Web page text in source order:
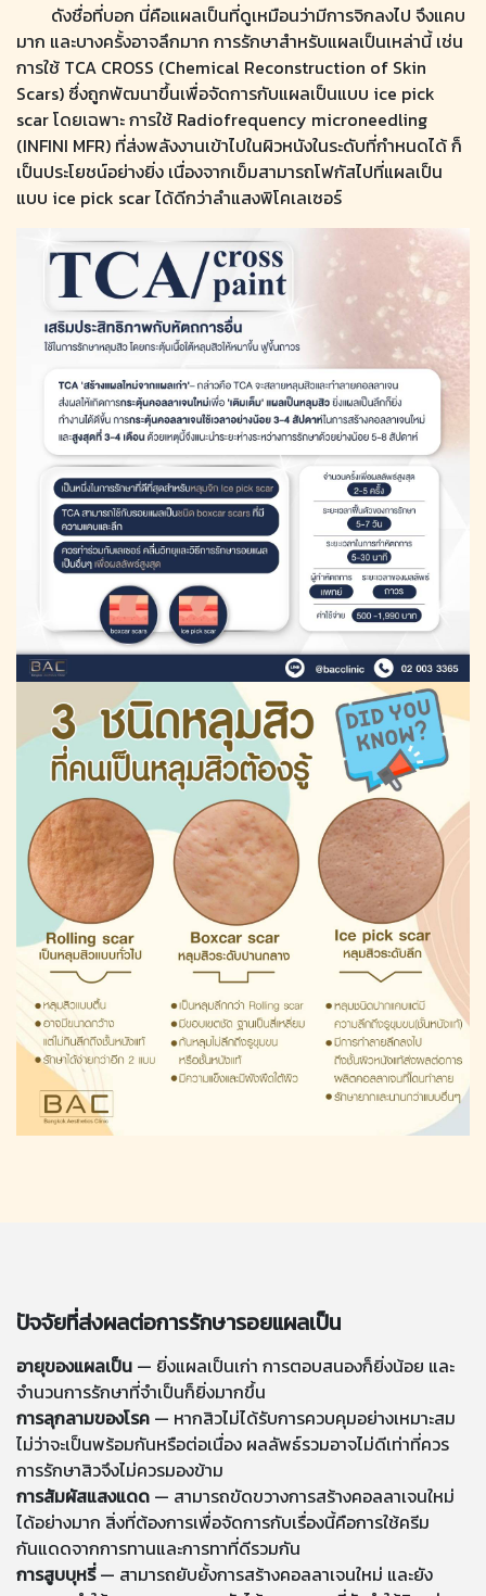
ดังชื่อที่บอก นี่คือแผลเป็นที่ดูเหมือนว่ามีการจิกลงไป จึงแคบ
มาก และบางครั้งอาจลึกมาก การรักษาสำหรับแผลเป็นเหล่านี้ เช่น
การใช้ TCA CROSS (Chemical Reconstruction of Skin
Scars) ซึ่งถูกพัฒนาขึ้นเพื่อจัดการกับแผลเป็นแบบ ice pick
scar โดยเฉพาะ การใช้ Radiofrequency microneedling
(INFINI MFR) ที่ส่งพลังงานเข้าไปในผิวหนังในระดับที่กำหนดได้ ก็
เป็นประโยชน์อย่างยิ่ง เนื่องจากเข็มสามารถโฟกัสไปที่แผลเป็น
แบบ ice pick scar ได้ดีกว่าลำแสงพิโคเลเซอร์
ปัจจัยที่ส่งผลต่อการรักษารอยแผลเป็น
อายุของแผลเป็น — ยิ่งแผลเป็นเก่า การตอบสนองก็ยิ่งน้อย และ
จำนวนการรักษาที่จำเป็นก็ยิ่งมากขึ้น
การลุกลามของโรค — หากสิวไม่ได้รับการควบคุมอย่างเหมาะสม
ไม่ว่าจะเป็นพร้อมกันหรือต่อเนื่อง ผลลัพธ์รวมอาจไม่ดีเท่าที่ควร
การรักษาสิวจึงไม่ควรมองข้าม
การสัมผัสแสงแดด — สามารถขัดขวางการสร้างคอลลาเจนใหม่
ได้อย่างมาก สิ่งที่ต้องการเพื่อจัดการกับเรื่องนี้คือการใช้ครีม
กันแดดจากการทานและการทาที่ดีรวมกัน
การสูบบุหรี่— สามารถยับยั้งการสร้างคอลลาเจนใหม่ และยัง